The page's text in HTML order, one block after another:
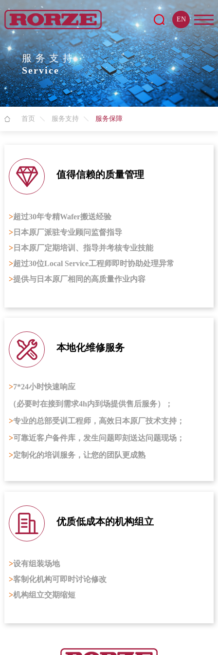
EN
服务支持
Service
首页 服务支持 服务保障
值得信赖的质量管理
>超过30年专精Wafer搬送经验
>日本原厂派驻专业顾问监督指导
>日本原厂定期培训、指导并考核专业技能
>超过30位Local Service工程师即时协助处理异常
>提供与日本原厂相同的高质量作业内容
本地化维修服务
>7*24小时快速响应
（必要时在接到需求4h内到场提供售后服务）；
>专业的总部受训工程师，高效日本原厂技术支持；
>可靠近客户备件库，发生问题即刻送达问题现场；
>定制化的培训服务，让您的团队更成熟
优质低成本的机构组立
>设有组装场地
>客制化机构可即时讨论修改
>机构组立交期缩短